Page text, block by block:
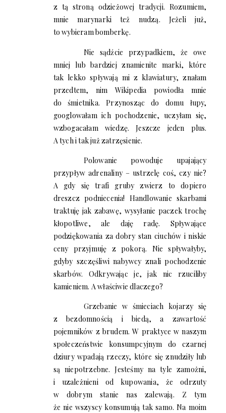
z tą stroną odzieżowej tradycji. Rozumiem,
mnie marynarki też nudzą. Jeżeli już,
to wybieram bomberkę.
Nie sądźcie przypadkiem, że owe
mniej lub bardziej znamienite marki, które
tak lekko spływają mi z klawiatury, znałam
przedtem, nim Wikipedia powiodła mnie
do śmietnika. Przynosząc do domu łupy,
googlowałam ich pochodzenie, uczyłam się,
wzbogacałam wiedzę. Jeszcze jeden plus.
A tych i tak już zatrzęsienie.
Polowanie powoduje upajający
przypływ adrenaliny – ustrzelę coś, czy nie?
A gdy się trafi gruby zwierz to dopiero
dreszcz podniecenia! Handlowanie skarbami
traktuję jak zabawę, wysyłanie paczek trochę
kłopotliwe, ale daję radę. Spływające
podziękowania za dobry stan ciuchów i niskie
ceny przyjmuję z pokorą. Nie spływałyby,
gdyby szczęśliwi nabywcy znali pochodzenie
skarbów. Odkrywając je, jak nic rzuciliby
kamieniem. A właściwie dlaczego?
Grzebanie w śmieciach kojarzy się
z bezdomnością i biedą, a zawartość
pojemników z brudem. W praktyce w naszym
społeczeństwie konsumpcyjnym do czarnej
dziury wpadają rzeczy, które się znudziły lub
są niepotrzebne. Jesteśmy na tyle zamożni,
i uzależnieni od kupowania, że odrzuty
w dobrym stanie nas zalewają. Z tym
że nie wszyscy konsumują tak samo. Na moim